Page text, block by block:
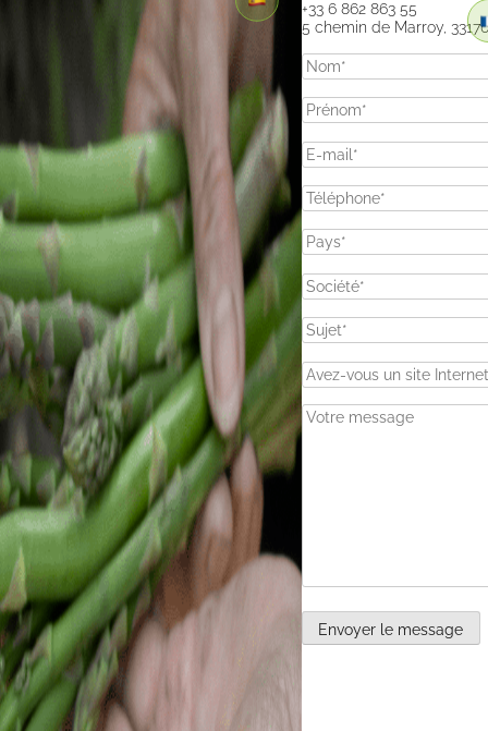
+33 6 862 863 55
5 chemin de Marroy,
Envoyer le message